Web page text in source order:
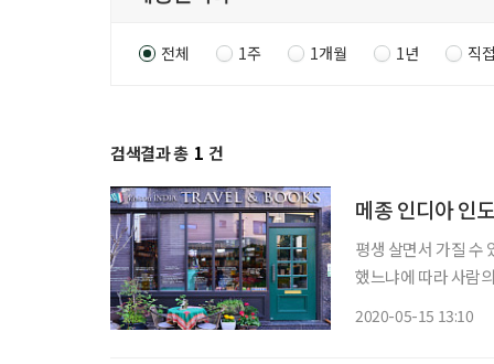
전체 1주 1개월 1년 직
검색결과 총 1 건
메종 인디아 인
평생 살면서 가질 수
했느냐에 따라 사람
2020-05-15 13:10